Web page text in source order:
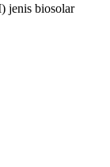
jenis biosolar